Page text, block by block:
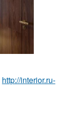
http://interior.ru-